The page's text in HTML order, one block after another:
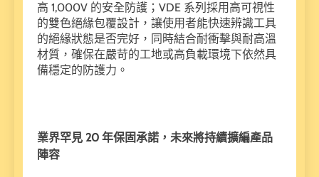
高 1,000V 的安全防護；VDE 系列採用高可視性
的雙色絕緣包覆設計，讓使用者能快速辨識工具
的絕緣狀態是否完好，同時結合耐衝擊與耐高溫
材質，確保在嚴苛的工地或高負載環境下依然具
備穩定的防護力。
業界罕見 20 年保固承諾，未來將持續擴編產品
陣容